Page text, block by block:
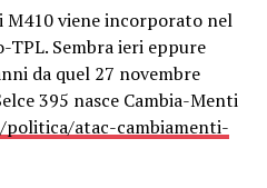
viene incorporato nel
TPL. Sembra ieri eppure
da quel 27 novembre
395 nasce Cambia-Menti
atac-cambiamenti-